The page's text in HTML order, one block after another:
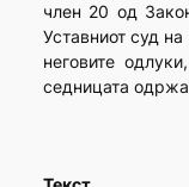
член 20 од
Уставниот суд
неговите
седницата